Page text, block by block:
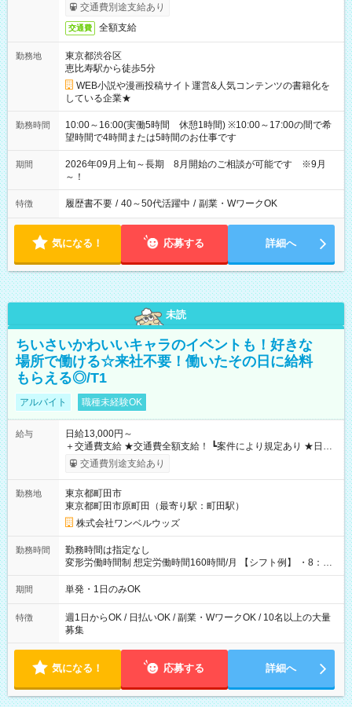
交通費別途支給あり
交通費 全額支給
勤務地
東京都渋谷区
恵比寿駅から徒歩5分
WEB小説や漫画投稿サイト運営&人気コンテンツの書籍化を
している企業★
勤務時間
10:00～16:00(実働5時間 休憩1時間) ※10:00～17:00の間で希
望時間で4時間または5時間のお仕事です
期間
2026年09月上旬～長期 8月開始のご相談が可能です ※9月
～！
特徴 履歴書不要 / 40～50代活躍中 / 副業・WワークOK
気になる！ 応募する 詳細へ
未読
ちいさいかわいいキャラのイベントも！好きな
場所で働ける☆来社不要！働いたその日に給料
もらえる◎/T1
アルバイト 職種未経験OK
給与
日給13,000円～
＋交通費支給 ★交通費全額支給！ ┗案件により規定あり ★日払
いOK！（規定あり） ┗働いたその日に現金GET♪ お仕事後はコ
ンビニATMから 日払い分を引き落とせます！ 【試用期間】試
交通費別途支給あり
勤務地
東京都町田市
東京都町田市原町田（最寄り駅：町田駅）
株式会社ワンベルウッズ
勤務時間
勤務時間は指定なし
変形労働時間制 想定労働時間160時間/月 【シフト例】 ・8：00
～21：00
期間 単発・1日のみOK
特徴
週1日からOK / 日払いOK / 副業・WワークOK / 10名以上の大量
募集
気になる！ 応募する 詳細へ